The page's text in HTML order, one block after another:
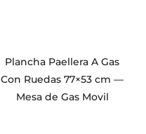
Plancha Paellera A Gas
Con Ruedas 77×53 cm —
Mesa de Gas Movil